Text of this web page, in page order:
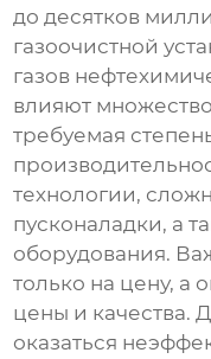
до десятков
газоочистной
газов
влияют
требуемая
технологии,
пусконаладки, а
оборудования.
только на цену, а
цены и качества.
оказаться